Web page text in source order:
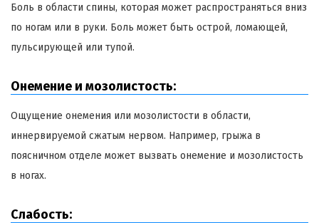
Боль в области спины, которая может распространяться вниз
по ногам или в руки. Боль может быть острой, ломающей,
пульсирующей или тупой.
Онемение и мозолистость:
Ощущение онемения или мозолистости в области,
иннервируемой сжатым нервом. Например, грыжа в
поясничном отделе может вызвать онемение и мозолистость
в ногах.
Слабость: